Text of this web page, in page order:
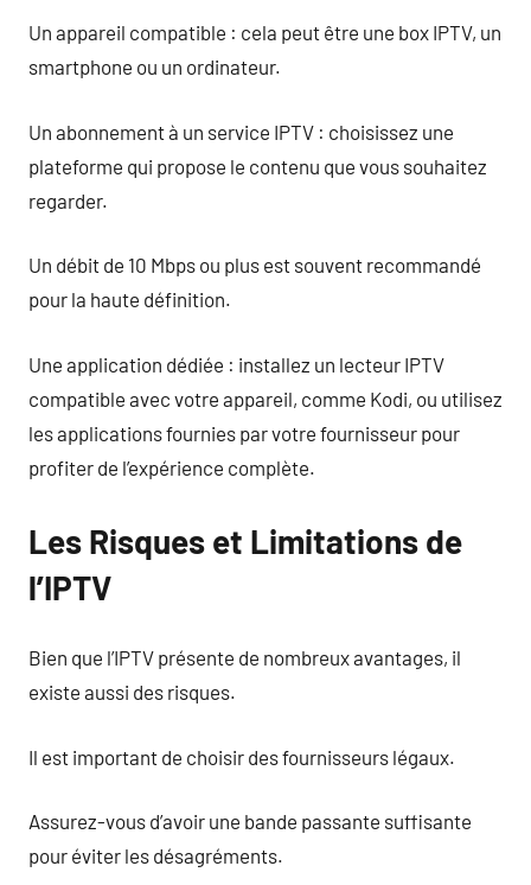
Un appareil compatible : cela peut être une box IPTV, un
smartphone ou un ordinateur.
Un abonnement à un service IPTV : choisissez une
plateforme qui propose le contenu que vous souhaitez
regarder.
Un débit de 10 Mbps ou plus est souvent recommandé
pour la haute définition.
Une application dédiée : installez un lecteur IPTV
compatible avec votre appareil, comme Kodi, ou utilisez
les applications fournies par votre fournisseur pour
profiter de l’expérience complète.
Les Risques et Limitations de
l’IPTV
Bien que l’IPTV présente de nombreux avantages, il
existe aussi des risques.
Il est important de choisir des fournisseurs légaux.
Assurez-vous d’avoir une bande passante suffisante
pour éviter les désagréments.